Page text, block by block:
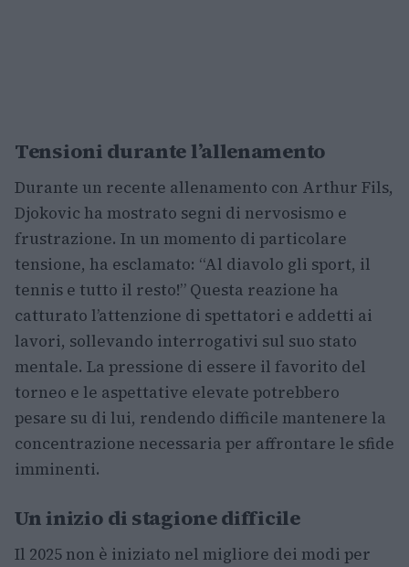
Tensioni durante l’allenamento
Durante un recente allenamento con Arthur Fils,
Djokovic ha mostrato segni di nervosismo e
frustrazione. In un momento di particolare
tensione, ha esclamato: “Al diavolo gli sport, il
tennis e tutto il resto!” Questa reazione ha
catturato l’attenzione di spettatori e addetti ai
lavori, sollevando interrogativi sul suo stato
mentale. La pressione di essere il favorito del
torneo e le aspettative elevate potrebbero
pesare su di lui, rendendo difficile mantenere la
concentrazione necessaria per affrontare le sfide
imminenti.
Un inizio di stagione difficile
Il 2025 non è iniziato nel migliore dei modi per